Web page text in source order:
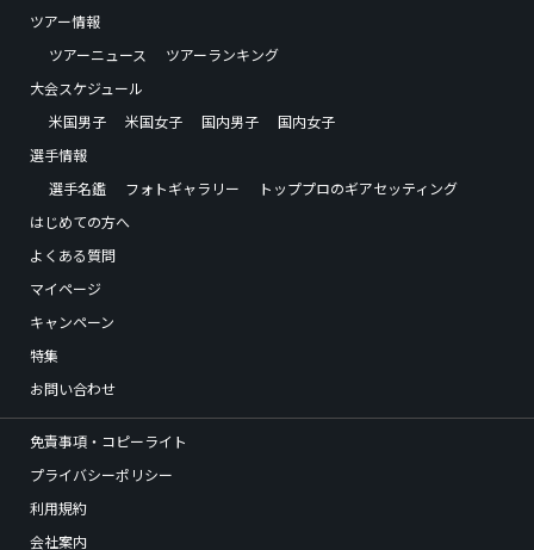
ツアー情報
ツアーニュース
ツアーランキング
大会スケジュール
米国男子
米国女子 国内男子
国内女子
選手情報
選手名鑑
フォトギャラリー
トッププロのギアセッティング
はじめての方へ
よくある質問
マイページ
キャンペーン
特集
お問い合わせ
免責事項・コピーライト
プライバシーポリシー
利用規約
会社案内